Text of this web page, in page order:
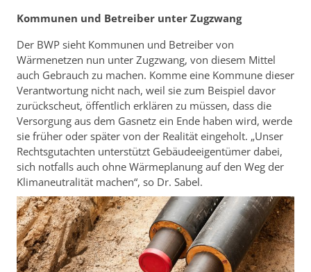
Kommunen und Betreiber unter Zugzwang
Der BWP sieht Kommunen und Betreiber von
Wärmenetzen nun unter Zugzwang, von diesem Mittel
auch Gebrauch zu machen. Komme eine Kommune dieser
Verantwortung nicht nach, weil sie zum Beispiel davor
zurückscheut, öffentlich erklären zu müssen, dass die
Versorgung aus dem Gasnetz ein Ende haben wird, werde
sie früher oder später von der Realität eingeholt. „Unser
Rechtsgutachten unterstützt Gebäudeeigentümer dabei,
sich notfalls auch ohne Wärmeplanung auf den Weg der
Klimaneutralität machen“, so Dr. Sabel.